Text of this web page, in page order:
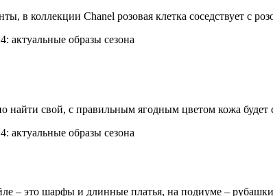
в коллекции Chanel розовая клетка соседствует с
найти свой, с правильным ягодным цветом кожа
– это шарфы и длинные платья, на подиуме –